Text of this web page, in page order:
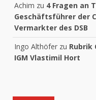
Achim zu 4 Fragen an
Geschäftsführer der
Vermarkter des DSB
Ingo Althöfer zu Rubrik
IGM Vlastimil Hort